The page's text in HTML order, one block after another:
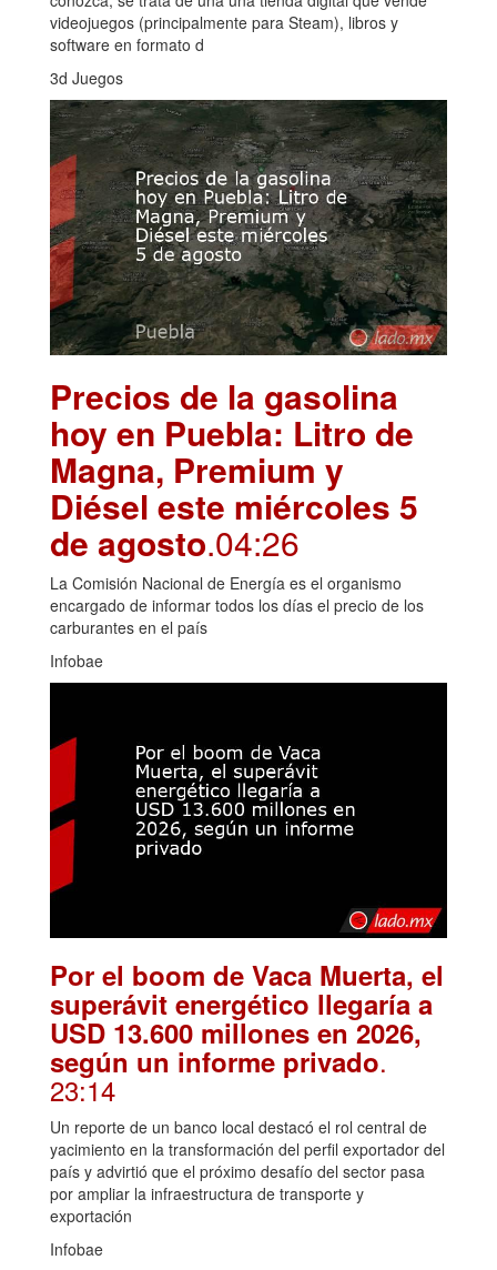
videojuegos (principalmente para Steam), libros y
software en formato d
3d Juegos
Precios de la gasolina
hoy en Puebla: Litro de
Magna, Premium y
Diésel este miércoles 5
de agosto.04:26
La Comisión Nacional de Energía es el organismo
encargado de informar todos los días el precio de los
carburantes en el país
Infobae
Por el boom de Vaca Muerta, el
superávit energético llegaría a
USD 13.600 millones en 2026,
según un informe privado.
23:14
Un reporte de un banco local destacó el rol central de
yacimiento en la transformación del perfil exportador del
país y advirtió que el próximo desafío del sector pasa
por ampliar la infraestructura de transporte y
exportación
Infobae